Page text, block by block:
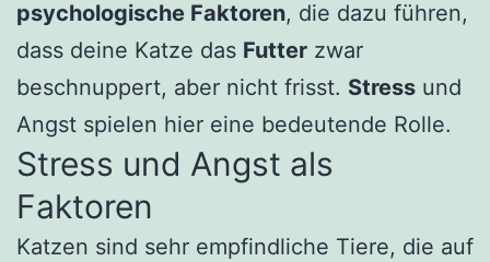
psychologische Faktoren, die dazu führen,
dass deine Katze das Futter zwar
beschnuppert, aber nicht frisst. Stress und
Angst spielen hier eine bedeutende Rolle.
Stress und Angst als
Faktoren
Katzen sind sehr empfindliche Tiere, die auf